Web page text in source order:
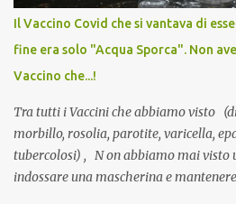
anche a persone sane, giovani, senza
serve una prescrizione. Non c’è
L’unico atto richiesto è una fi...
Il Vaccino Covid che si vantava di
fine era solo "Acqua Sporca". Non
Vaccino che...!
Tra tutti i Vaccini che abbiamo visto
morbillo, rosolia, parotite, varicella,
tubercolosi) , N on abbiamo mai visto
indossare una mascherina e